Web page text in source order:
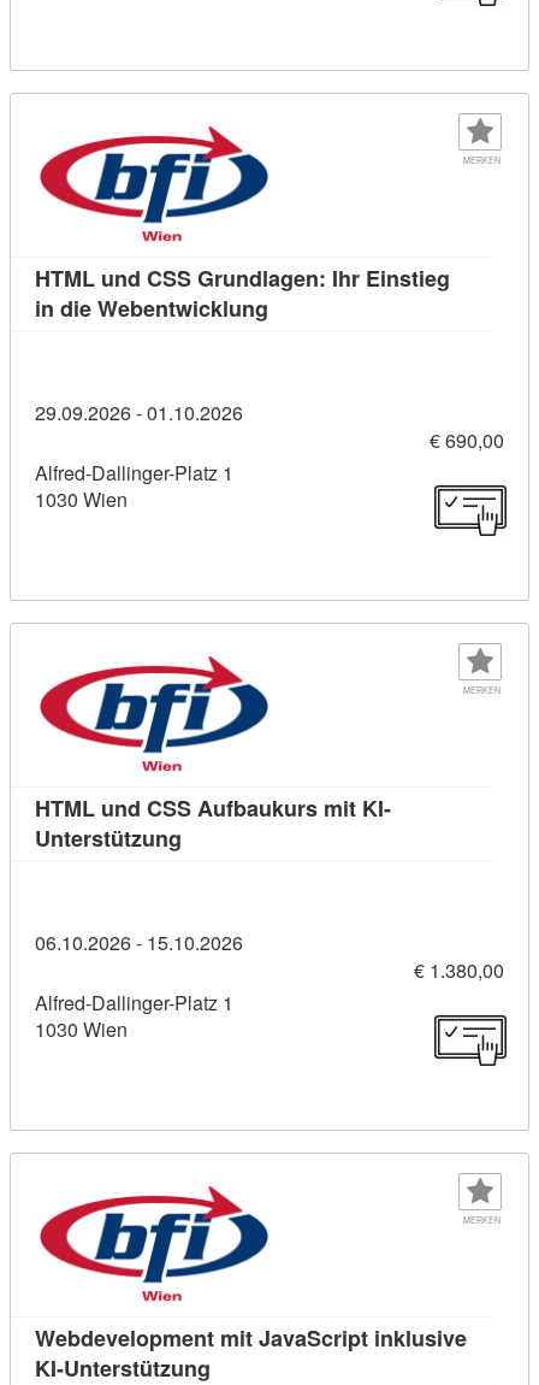
MERKEN
HTML und CSS Grundlagen: Ihr Einstieg
in die Webentwicklung
29.09.2026 - 01.10.2026
€ 690,00
Alfred-Dallinger-Platz 1
1030 Wien
MERKEN
HTML und CSS Aufbaukurs mit KI-
Unterstützung
06.10.2026 - 15.10.2026
€ 1.380,00
Alfred-Dallinger-Platz 1
1030 Wien
MERKEN
Webdevelopment mit JavaScript inklusive
KI-Unterstützung